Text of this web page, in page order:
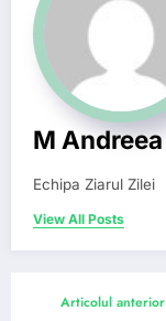
M Andreea
Echipa Ziarul Zilei
View All Posts
Articolul anterior